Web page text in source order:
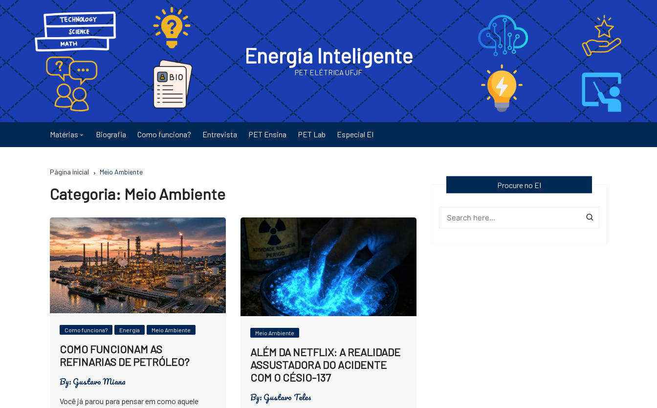
Ir
para
conteúdo
Energia Inteligente
PET ELÉTRICA UFJF
Matérias
Energia
Física
Meio Ambiente
Saúde
Tecnologia
Biografia Como funciona? Entrevista PET Ensina PET Lab Especial EI
Página inicial Meio Ambiente
Categoria: Meio Ambiente
Como funciona? Energia Meio Ambiente
COMO FUNCIONAM AS
REFINARIAS DE PETRÓLEO?
By:Gustavo Miana
Você já parou para pensar em como aquele
Meio Ambiente
ALÉM DA NETFLIX: A REALIDADE
ASSUSTADORA DO ACIDENTE
COM O CÉSIO-137
By:Gustavo Teles
Procure no EI